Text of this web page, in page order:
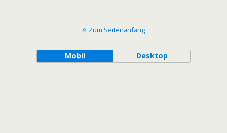
Zum Seitenanfang
Mobil Desktop